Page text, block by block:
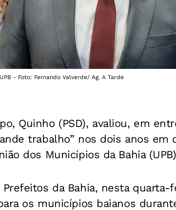
- Foto: Fernando Valverde/ Ag. A Tarde
Quinho (PSD), avaliou, em
trabalho” nos dois anos em
dos Municípios da Bahia
da Bahia, nesta quarta-
os municípios baianos